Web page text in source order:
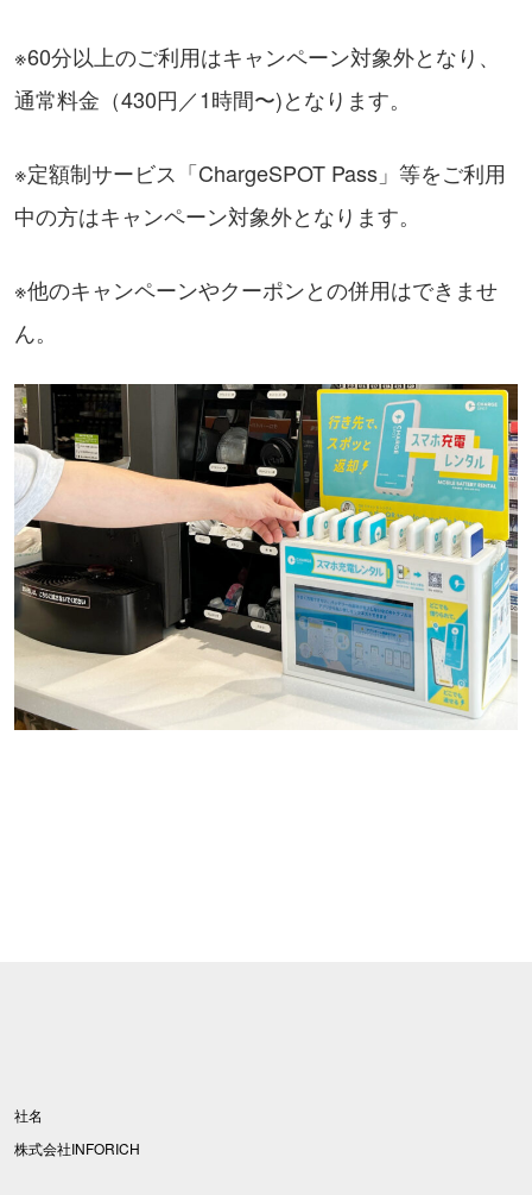
※60分以上のご利用はキャンペーン対象外となり、
通常料金（430円／1時間〜)となります。
※定額制サービス「ChargeSPOT Pass」等をご利用
中の方はキャンペーン対象外となります。
※他のキャンペーンやクーポンとの併用はできませ
ん。
社名
株式会社INFORICH